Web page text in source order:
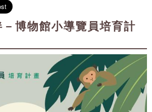
博物館小導覽員培育計